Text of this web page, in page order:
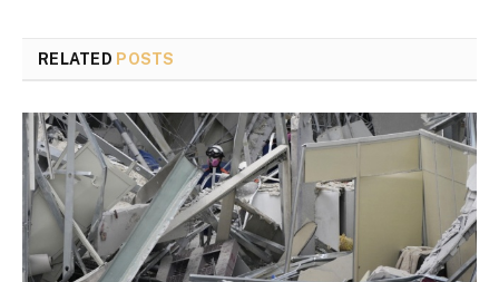
RELATED POSTS